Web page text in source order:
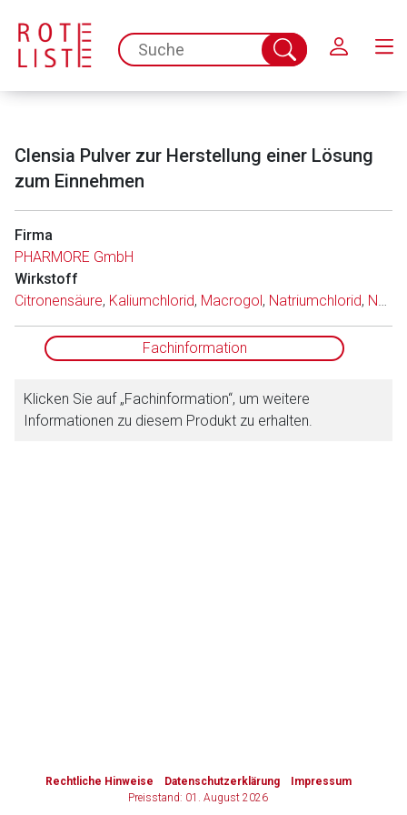
spc.search.input.placeholder
Suche
abschicken
Clensia Pulver zur Herstellung einer Lösung
zum Einnehmen
Firma
PHARMORE GmbH
Wirkstoff
Citronensäure, Kaliumchlorid, Macrogol, Natriumchlorid, Natriumcitrat
Fachinformation
Klicken Sie auf „Fachinformation“, um weitere
Informationen zu diesem Produkt zu erhalten.
Rechtliche Hinweise Datenschutzerklärung
Impressum
Preisstand: 01. August 2026
Aufruf einer externen Seite
Der von Ihnen aufgerufene Link öffnet eine externe Web-
Seite. Für die Inhalte der externen Web-Seite ist deren
Datenschutzbestimmungen.